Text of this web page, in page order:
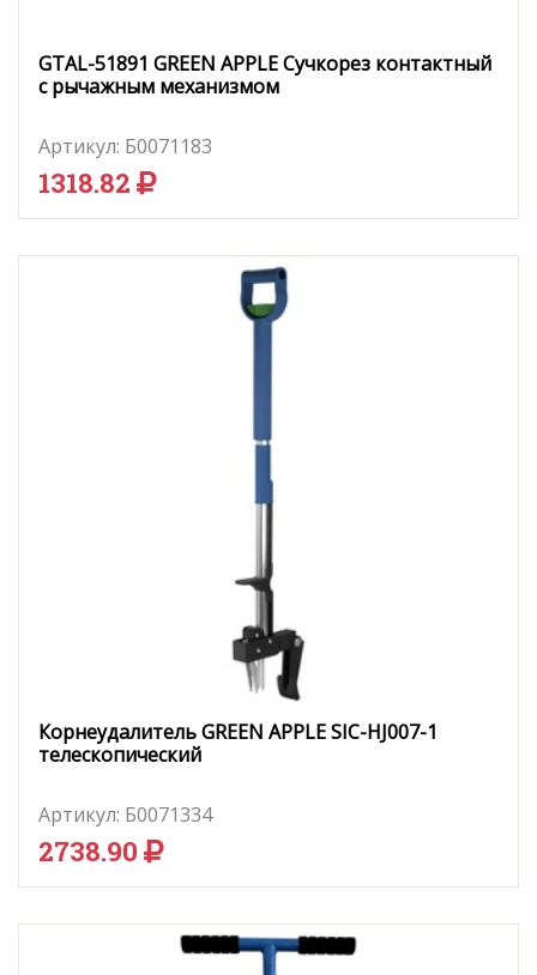
GTAL-51891 GREEN APPLE Сучкорез контактный
с рычажным механизмом
Артикул: Б0071183
1318.82
Корнеудалитель GREEN APPLE SIC-HJ007-1
телескопический
Артикул: Б0071334
2738.90